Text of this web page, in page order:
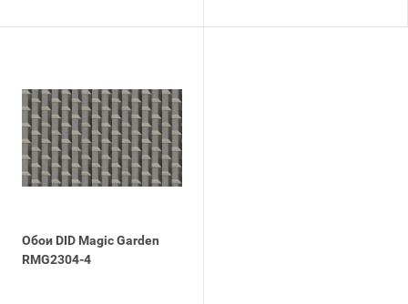
Обои DID Magic Garden
RMG2304-4